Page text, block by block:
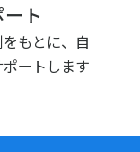
ト
もとに、自
ートします